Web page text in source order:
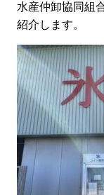
水産仲卸協同組
紹介します。